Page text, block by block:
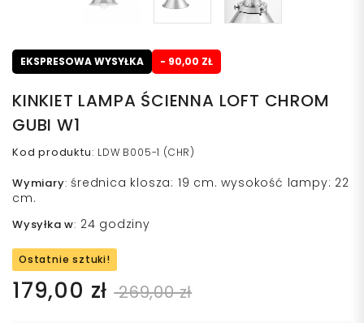
EKSPRESOWA WYSYŁKA - 90,00 ZŁ
KINKIET LAMPA ŚCIENNA LOFT CHROM
GUBI W1
Kod produktu: LDW B005-1 (CHR)
Wymiary: średnica klosza: 19 cm. wysokość lampy: 22
cm.
Wysyłka w: 24 godziny
Ostatnie sztuki!
179,00 zł 269,00 zł